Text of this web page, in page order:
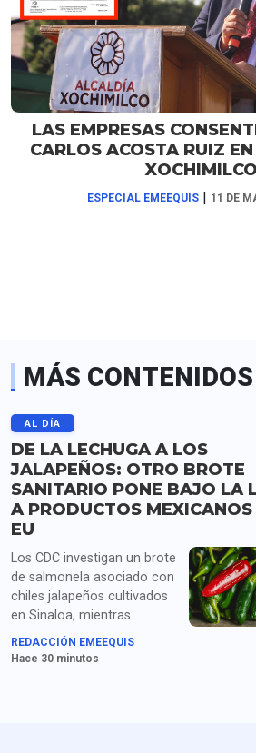
LAS EMPRESAS
CARLOS ACOSTA RUIZ
XOCHIMILCO
ESPECIAL EMEEQUIS | 11 DE
MÁS CONTENIDOS
AL DÍA
DE LA LECHUGA A LOS
JALAPEÑOS: OTRO BROTE
SANITARIO PONE BAJO LA
A PRODUCTOS MEXICANOS
EU
Los CDC investigan un brote
de salmonela asociado con
chiles jalapeños cultivados
en Sinaloa, mientras
continúan las alertas
sanitarias por productos
REDACCIÓN EMEEQUIS
Hace 30 minutos